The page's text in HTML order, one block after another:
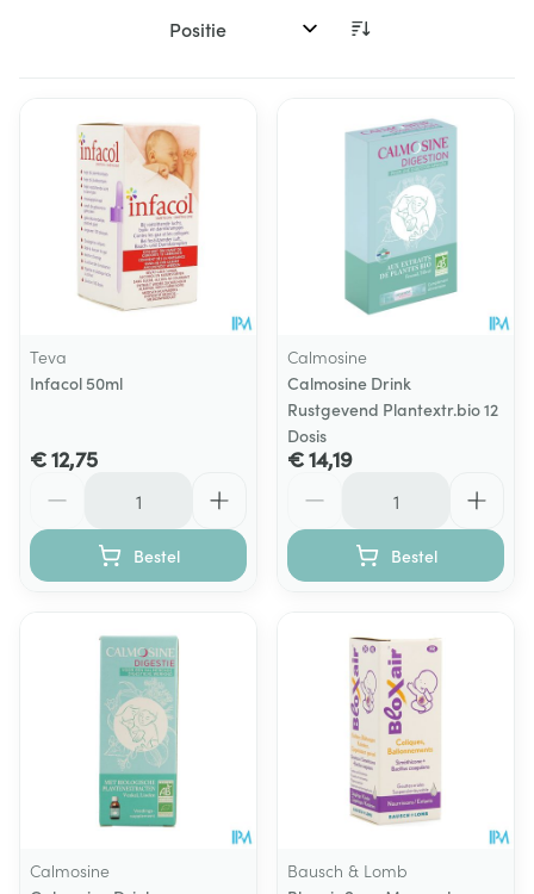
Sorteer op:
Teva
Infacol 50ml
€ 12,75
Bestel
Calmosine
Calmosine Drink
Rustgevend Plantextr.bio 12
Dosis
€ 14,19
Bestel
Calmosine
Bausch & Lomb